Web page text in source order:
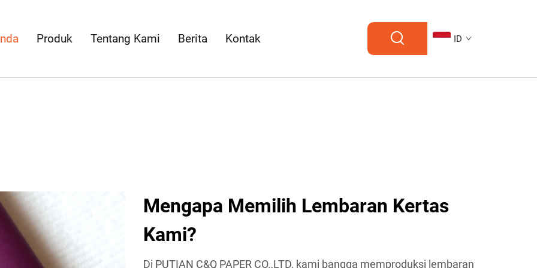
Produk Tentang Kami Berita Kontak ID
Mengapa Memilih Lembaran Kertas
Kami?
Di PUTIAN C&Q PAPER CO.,LTD, kami bangga memproduksi lembaran